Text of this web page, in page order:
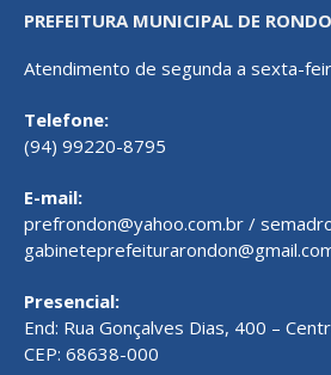
PREFEITURA MUNICIPAL DE
Atendimento de segunda a sexta-
Telefone:
(94) 99220-8795
E-mail:
prefrondon@yahoo.com.br /
Presencial:
End: Rua Gonçalves Dias, 400 –
CEP: 68638-000